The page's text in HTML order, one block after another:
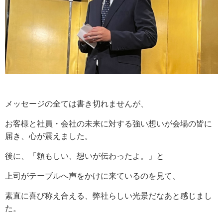
メッセージの全ては書き切れませんが、
お客様と社員・会社の未来に対する強い想いが会場の皆に
届き、心が震えました。
後に、「頼もしい、想いが伝わったよ。」と
上司がテーブルへ声をかけに来ているのを見て、
素直に喜び称え合える、弊社らしい光景だなあと感じまし
た。